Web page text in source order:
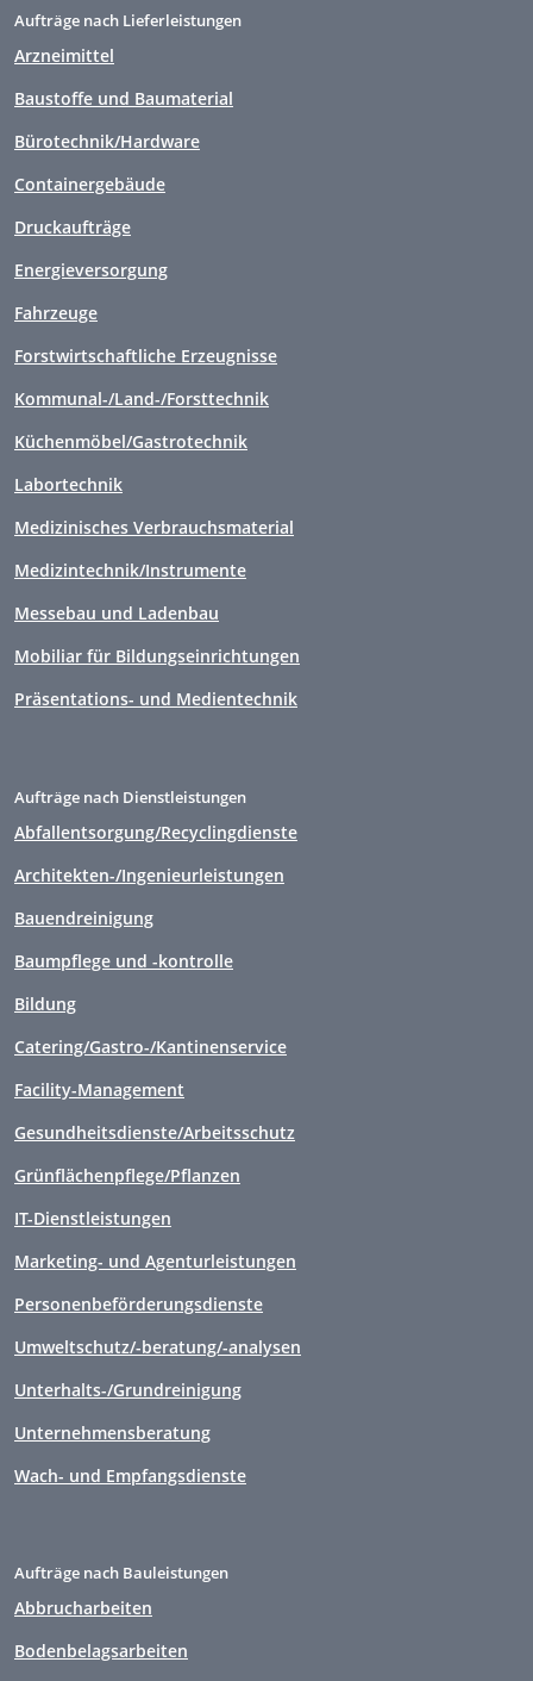
Aufträge nach Lieferleistungen
Arzneimittel
Baustoffe und Baumaterial
Bürotechnik/Hardware
Containergebäude
Druckaufträge
Energieversorgung
Fahrzeuge
Forstwirtschaftliche Erzeugnisse
Kommunal-/Land-/Forsttechnik
Küchenmöbel/Gastrotechnik
Labortechnik
Medizinisches Verbrauchsmaterial
Medizintechnik/Instrumente
Messebau und Ladenbau
Mobiliar für Bildungseinrichtungen
Präsentations- und Medientechnik
Aufträge nach Dienstleistungen
Abfallentsorgung/Recyclingdienste
Architekten-/Ingenieurleistungen
Bauendreinigung
Baumpflege und -kontrolle
Bildung
Catering/Gastro-/Kantinenservice
Facility-Management
Gesundheitsdienste/Arbeitsschutz
Grünflächenpflege/Pflanzen
IT-Dienstleistungen
Marketing- und Agenturleistungen
Personenbeförderungsdienste
Umweltschutz/-beratung/-analysen
Unterhalts-/Grundreinigung
Unternehmensberatung
Wach- und Empfangsdienste
Aufträge nach Bauleistungen
Abbrucharbeiten
Bodenbelagsarbeiten